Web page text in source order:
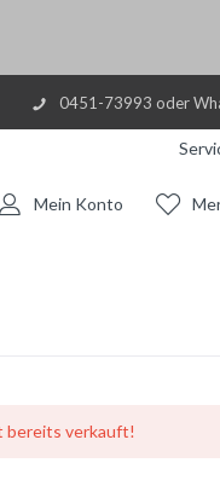
0451-73993 oder
Mein Konto
bereits verkauft!